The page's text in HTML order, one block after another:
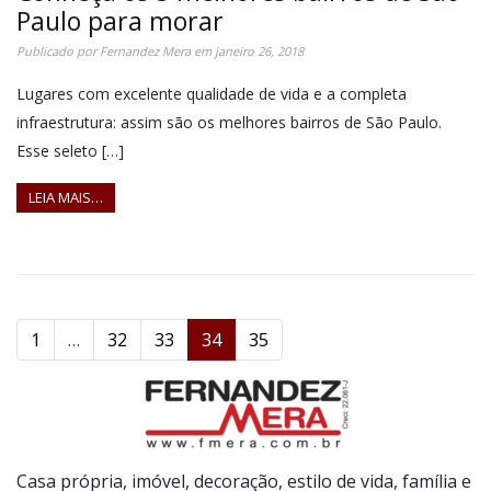
Paulo para morar
Publicado porFernandez Meraem janeiro 26, 2018
Lugares com excelente qualidade de vida e a completa
infraestrutura: assim são os melhores bairros de São Paulo.
Esse seleto […]
LEIA MAIS…
1 … 32 33 34 35
Casa própria, imóvel, decoração, estilo de vida, família e